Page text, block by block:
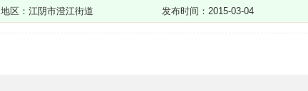
地区：江阴市澄江街道
发布时间：2015-03-04